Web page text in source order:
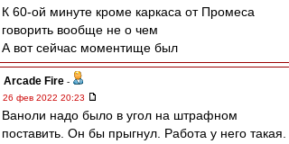
К 60-ой минуте кроме каркаса от Промеса
говорить вообще не о чем
А вот сейчас моментище был
Arcade Fire -
26 фев 2022 20:23
Ваноли надо было в угол на штрафном
поставить. Он бы прыгнул. Работа у него такая.